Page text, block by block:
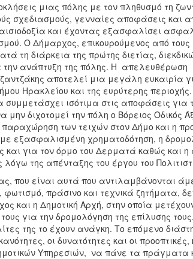
μιας πόλης με τον πληθυσμό τη
σχεδιασμούς, γενναίες αποφάσεις και
και έχοντας εξασφαλίσει
Ο Δήμαρχος, επικουρούμενος από τους
τη διάρκεια της πρώτης διετίας,
την ανάπτυξη της πόλης. Η απελευθέρωση
αποτελεί μια μεγάλη ευκαιρία
Ηρακλείου και της ευρύτερης
συμμετάσχει ισότιμα στις αποφάσεις για
μην διχοτομεί την πόλη ο Βόρειος Οδικός
των τειχών στον Δήμο και η
με εξασφαλισμένη χρηματοδότηση, η
και για τον όρμο του Δερματά καθώς και
της απένταξης του έργου του
που είναι αυτά που αντιλαμβάνονται
πράσινο και τεχνικά ζητήματα,
και η Δημοτική Αρχή, στην οποία
για την δρομολόγηση της επίλυσης
της το έχουν ανάγκη. Το επόμενο
οι δυνατότητες και οι
Υπηρεσιών, να πάνε τα πράγματα